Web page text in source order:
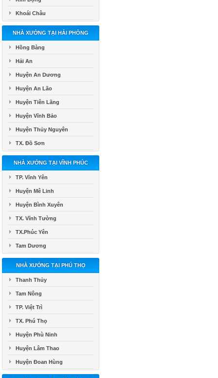
Khoái Châu
NHÀ XƯỞNG TẠI HẢI PHÒNG
Hồng Bàng
Hải An
Huyện An Dương
Huyện An Lão
Huyện Tiên Lãng
Huyện Vĩnh Bảo
Huyện Thủy Nguyên
TX. Đồ Sơn
NHÀ XƯỞNG TẠI VĨNH PHÚC
TP. Vĩnh Yên
Huyện Mê Linh
Huyện Bình Xuyên
TX. Vĩnh Tường
TX.Phúc Yên
Tam Dương
NHÀ XƯỞNG TẠI PHÚ THỌ
Thanh Thủy
Tam Nông
TP. Việt Trì
TX. Phú Thọ
Huyện Phù Ninh
Huyện Lâm Thao
Huyện Đoan Hùng